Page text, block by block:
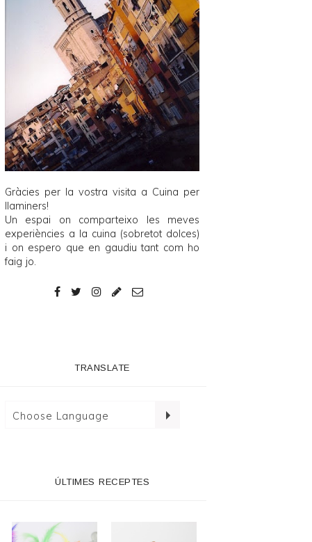
Gràcies per la vostra visita a Cuina per
llaminers!
Un espai on comparteixo les meves
experiències a la cuina (sobretot dolces)
i on espero que en gaudiu tant com ho
faig jo.
TRANSLATE
ÚLTIMES RECEPTES